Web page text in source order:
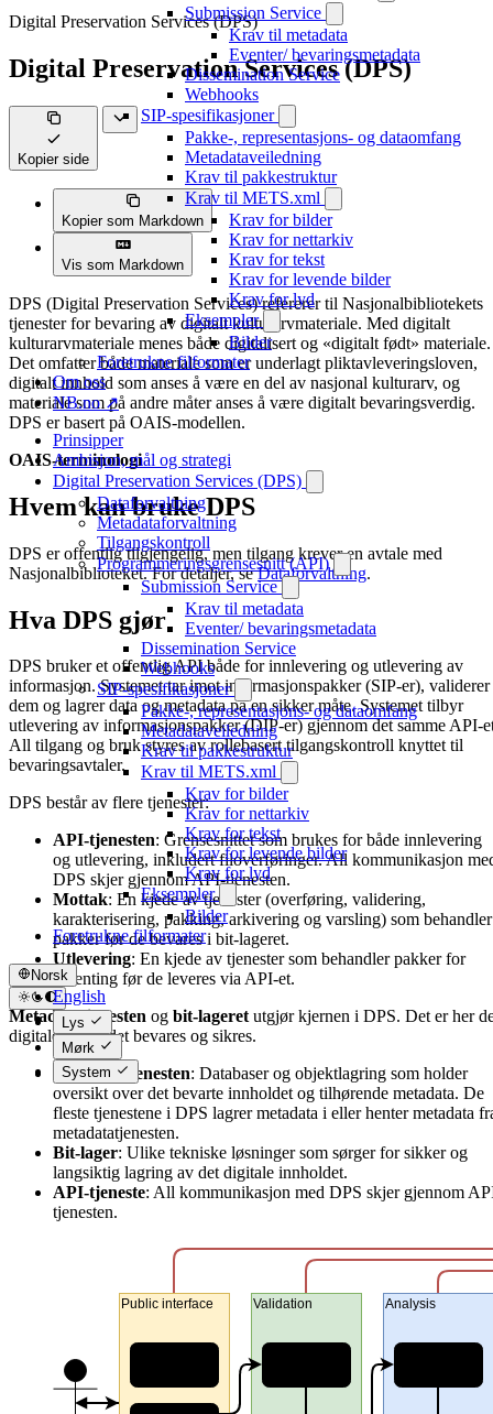
Submission Service
Krav til metadata
Eventer/ bevaringsmetadata
Dissemination Service
Webhooks
SIP-spesifikasjoner
Pakke-, representasjons- og dataomfang
Metadataveiledning
Krav til pakkestruktur
Krav til METS.xml
Krav for bilder
Krav for nettarkiv
Krav for tekst
Krav for levende bilder
Krav for lyd
Eksempler
Bilder
Foretrukne filformater
Om oss
NB.no ↗
Prinsipper
Ambisjon, mål og strategi
Digital Preservation Services (DPS)
Dataforvaltning
Metadataforvaltning
Tilgangskontroll
Programmeringsgrensesnitt (API)
Submission Service
Krav til metadata
Eventer/ bevaringsmetadata
Dissemination Service
Webhooks
SIP-spesifikasjoner
Pakke-, representasjons- og dataomfang
Metadataveiledning
Krav til pakkestruktur
Krav til METS.xml
Krav for bilder
Krav for nettarkiv
Krav for tekst
Krav for levende bilder
Krav for lyd
Eksempler
Bilder
Foretrukne filformater
Norsk
English
Norsk
Lys
Mørk
System
Digital Preservation Services (DPS)
Digital Preservation Services (DPS)
Kopier side
Kopier som Markdown
Vis som Markdown
DPS (Digital Preservation Services) refererer til Nasjonalbibliotekets
tjenester for bevaring av digitalt kulturarvmateriale. Med digitalt
kulturarvmateriale menes både digitalisert og «digitalt født» materiale.
Det omfatter både materiale som er underlagt pliktavleveringsloven,
digitalt innhold som anses å være en del av nasjonal kulturarv, og
materiale som på andre måter anses å være digitalt bevaringsverdig.
DPS er basert på OAIS-modellen.
OAIS-terminologi
Hvem kan bruke DPS
DPS er offentlig tilgjengelig, men tilgang krever en avtale med
Nasjonalbiblioteket. For detaljer, seDataforvaltning.
Hva DPS gjør
DPS bruker et offentlig API både for innlevering og utlevering av
informasjon. Systemet tar imot informasjonspakker (SIP-er), validerer
dem og lagrer data og metadata på en sikker måte. Systemet tilbyr
utlevering av informasjonspakker (DIP-er) gjennom det samme API-
All tilgang og bruk styres av rollebasert tilgangskontroll knyttet til
bevaringsavtaler.
DPS består av flere tjenester:
API-tjenesten: Grensesnittet som brukes for både innlevering
og utlevering, inkludert filoverføringer. All kommunikasjon
DPS skjer gjennom API-tjenesten.
Mottak: En kjede av tjenester (overføring, validering,
karakterisering, pakking, arkivering og varsling) som behandler
pakker før de bevares i bit-lageret.
Utlevering: En kjede av tjenester som behandler pakker for
uthenting før de leveres via API-et.
Metadatatjenesten og bit-lageretutgjør kjernen i DPS. Det er her
digitale innholdet bevares og sikres.
Metadatatjenesten: Databaser og objektlagring som holder
oversikt over det bevarte innholdet og tilhørende metadata. De
fleste tjenestene i DPS lagrer metadata i eller henter metadata
metadatatjenesten.
Bit-lager: Ulike tekniske løsninger som sørger for sikker og
langsiktig lagring av det digitale innholdet.
API-tjeneste: All kommunikasjon med DPS skjer gjennom
tjenesten.